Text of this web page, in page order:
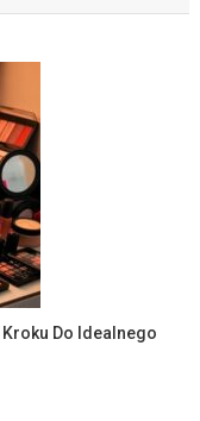
Do Idealnego